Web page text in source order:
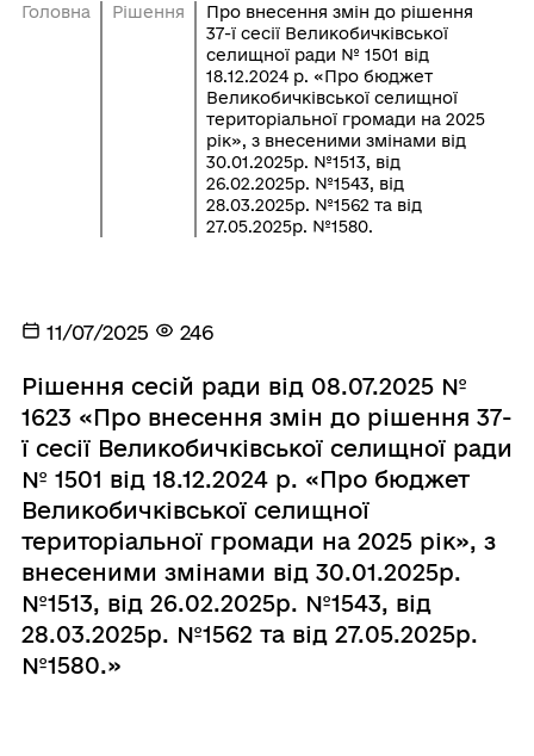
Головна Рішення
Про внесення змін до рішення
37-ї сесії Великобичківської
селищної ради № 1501 від
18.12.2024 р. «Про бюджет
Великобичківської селищної
територіальної громади на 2025
рік», з внесеними змінами від
30.01.2025р. №1513, від
26.02.2025р. №1543, від
28.03.2025р. №1562 та від
27.05.2025р. №1580.
11/07/2025 246
Рішення сесій ради від 08.07.2025 №
1623 «Про внесення змін до рішення 37-
ї сесії Великобичківської селищної ради
№ 1501 від 18.12.2024 р. «Про бюджет
Великобичківської селищної
територіальної громади на 2025 рік», з
внесеними змінами від 30.01.2025р.
№1513, від 26.02.2025р. №1543, від
28.03.2025р. №1562 та від 27.05.2025р.
№1580.»